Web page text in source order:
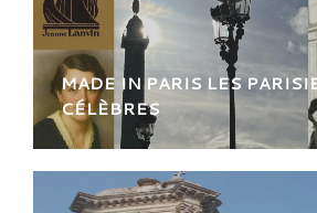
MADE IN PARIS LES
CÉLÈBRES
Leur nom rayonne à
des icones du luxe